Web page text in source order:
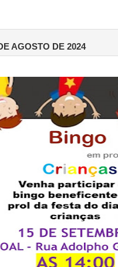
AGOSTO DE 2024